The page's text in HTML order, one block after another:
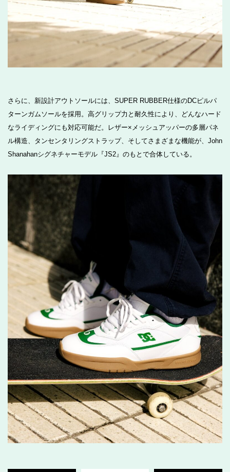
さらに、新設計アウトソールには、SUPER RUBBER仕様のDCピルパ
ターンガムソールを採用。高グリップ力と耐久性により、どんなハード
なライディングにも対応可能だ。レザー×メッシュアッパーの多層パネ
ル構造、タンセンタリングストラップ、そしてさまざまな機能が、John
Shanahanシグネチャーモデル『JS2』のもとで合体している。